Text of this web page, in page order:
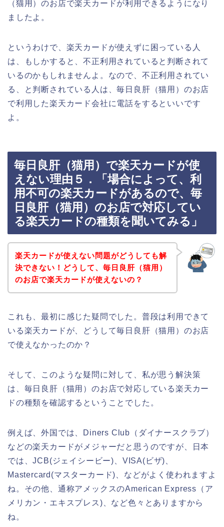
（猫用）のお店で楽天カードが利用できるようになり
ましたよ。
というわけで、楽天カードが使えずに困っている人
は、もしかすると、不正利用されていると判断されて
いるのかもしれませんよ。なので、不正利用されてい
る、と判断されている人は、毎日良肝（猫用）のお店
で利用した楽天カード会社に電話をするといいです
よ。
毎日良肝（猫用）で楽天カードが使
えない理由５．「場合によって、利
用不可の楽天カードがあるので、毎
日良肝（猫用）のお店で対応してい
る楽天カードの種類を聞いてみる」
楽天カードが使えない問題がどうしても解
決できない！どうして、毎日良肝（猫用）
のお店で楽天カードが使えないの？
これも、最初に感じた疑問でした。普段は利用できて
いる楽天カードが、どうして毎日良肝（猫用）のお店
で使えなかったのか？
そして、このような疑問に対して、私が思う解決策
は、毎日良肝（猫用）のお店で対応している楽天カー
ドの種類を確認するということでした。
例えば、外国では、Diners Club（ダイナースクラブ）
などの楽天カードがメジャーだと思うのですが、日本
では、JCB(ジェイシービー)、VISA(ビザ)、
Mastercard(マスターカード)、などがよく使われますよ
ね。その他、通称アメックスのAmerican Express（ア
メリカン・エキスプレス)、など色々とありますから
ね。